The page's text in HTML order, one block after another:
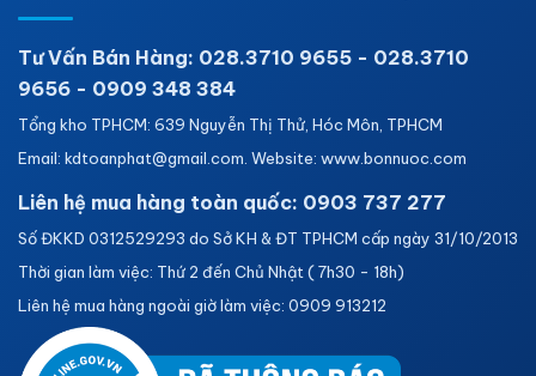
Tư Vấn Bán Hàng: 028.3710 9655 - 028.3710
9656 - 0909 348 384
Tổng kho TPHCM: 639 Nguyễn Thị Thử, Hóc Môn, TPHCM
Email: kdtoanphat@gmail.com. Website: www.bonnuoc.com
Liên hệ mua hàng toàn quốc: 0903 737 277
Số ĐKKD 0312529293 do Sở KH & ĐT TPHCM cấp ngày 31/10/2013
Thời gian làm việc: Thứ 2 đến Chủ Nhật ( 7h30 - 18h)
Liên hệ mua hàng ngoài giờ làm việc: 0909 913212